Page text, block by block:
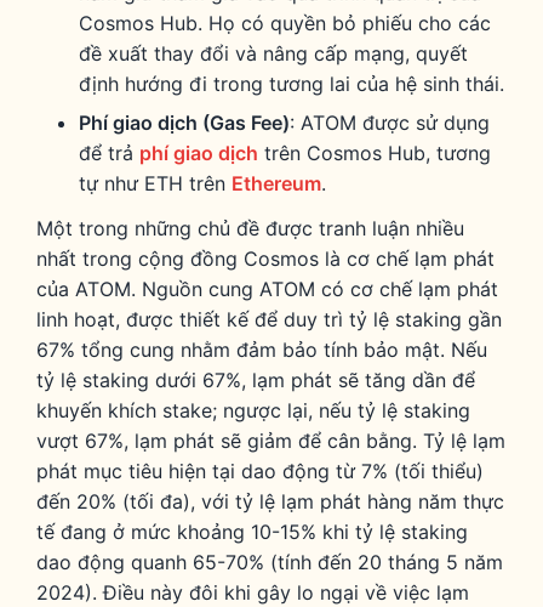
Cosmos Hub. Họ có quyền bỏ phiếu cho các
đề xuất thay đổi và nâng cấp mạng, quyết
định hướng đi trong tương lai của hệ sinh thái.
Phí giao dịch (Gas Fee): ATOM được sử dụng
để trả phí giao dịch trên Cosmos Hub, tương
tự như ETH trên Ethereum.
Một trong những chủ đề được tranh luận nhiều
nhất trong cộng đồng Cosmos là cơ chế lạm phát
của ATOM. Nguồn cung ATOM có cơ chế lạm phát
linh hoạt, được thiết kế để duy trì tỷ lệ staking gần
67% tổng cung nhằm đảm bảo tính bảo mật. Nếu
tỷ lệ staking dưới 67%, lạm phát sẽ tăng dần để
khuyến khích stake; ngược lại, nếu tỷ lệ staking
vượt 67%, lạm phát sẽ giảm để cân bằng. Tỷ lệ lạm
phát mục tiêu hiện tại dao động từ 7% (tối thiểu)
đến 20% (tối đa), với tỷ lệ lạm phát hàng năm thực
tế đang ở mức khoảng 10-15% khi tỷ lệ staking
dao động quanh 65-70% (tính đến 20 tháng 5 năm
2024). Điều này đôi khi gây lo ngại về việc lạm